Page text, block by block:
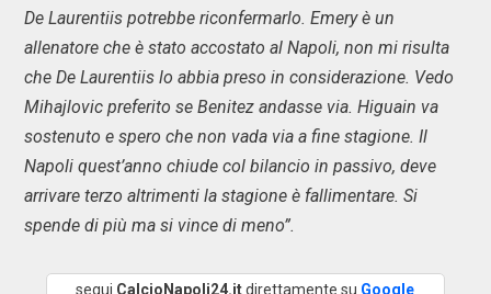
De Laurentiis potrebbe riconfermarlo. Emery è un
allenatore che è stato accostato al Napoli, non mi risulta
che De Laurentiis lo abbia preso in considerazione. Vedo
Mihajlovic preferito se Benitez andasse via. Higuain va
sostenuto e spero che non vada via a fine stagione. Il
Napoli quest’anno chiude col bilancio in passivo, deve
arrivare terzo altrimenti la stagione è fallimentare. Si
spende di più ma si vince di meno”.
segui CalcioNapoli24.itdirettamente su Google